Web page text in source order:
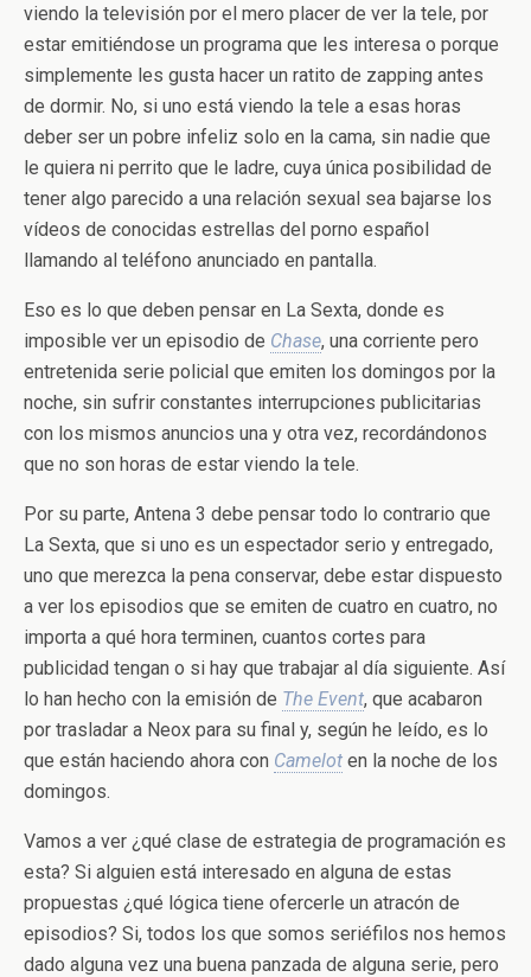
viendo la televisión por el mero placer de ver la tele, por
estar emitiéndose un programa que les interesa o porque
simplemente les gusta hacer un ratito de zapping antes
de dormir. No, si uno está viendo la tele a esas horas
deber ser un pobre infeliz solo en la cama, sin nadie que
le quiera ni perrito que le ladre, cuya única posibilidad de
tener algo parecido a una relación sexual sea bajarse los
vídeos de conocidas estrellas del porno español
llamando al teléfono anunciado en pantalla.
Eso es lo que deben pensar en La Sexta, donde es
imposible ver un episodio de Chase, una corriente pero
entretenida serie policial que emiten los domingos por la
noche, sin sufrir constantes interrupciones publicitarias
con los mismos anuncios una y otra vez, recordándonos
que no son horas de estar viendo la tele.
Por su parte, Antena 3 debe pensar todo lo contrario que
La Sexta, que si uno es un espectador serio y entregado,
uno que merezca la pena conservar, debe estar dispuesto
a ver los episodios que se emiten de cuatro en cuatro, no
importa a qué hora terminen, cuantos cortes para
publicidad tengan o si hay que trabajar al día siguiente. Así
lo han hecho con la emisión de The Event, que acabaron
por trasladar a Neox para su final y, según he leído, es lo
que están haciendo ahora con Camelot en la noche de los
domingos.
Vamos a ver ¿qué clase de estrategia de programación es
esta? Si alguien está interesado en alguna de estas
propuestas ¿qué lógica tiene ofercerle un atracón de
episodios? Si, todos los que somos seriéfilos nos hemos
dado alguna vez una buena panzada de alguna serie, pero